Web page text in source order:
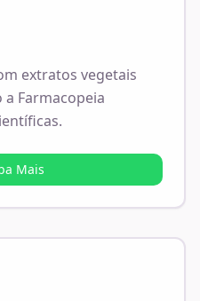
extratos vegetais
Farmacopeia
Mais